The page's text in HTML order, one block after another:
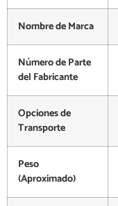
Nombre de Marca
Número de Parte
del Fabricante
Opciones de
Transporte
Peso
(Aproximado)